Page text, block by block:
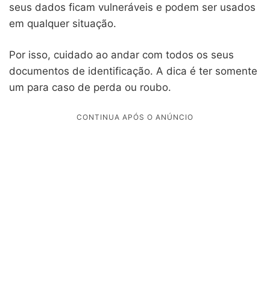
seus dados ficam vulneráveis e podem ser usados
em qualquer situação.
Por isso, cuidado ao andar com todos os seus
documentos de identificação. A dica é ter somente
um para caso de perda ou roubo.